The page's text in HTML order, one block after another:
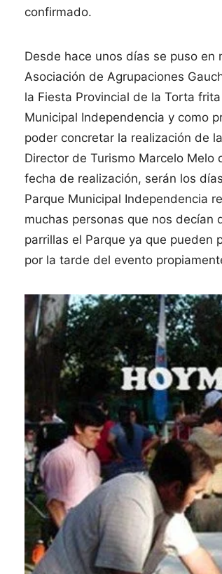
confirmado.
Desde hace unos días se puso
Asociación de Agrupaciones
la Fiesta Provincial de la Torta
Municipal Independencia y como
poder concretar la realización de
Director de Turismo Marcelo
fecha de realización, serán los
Parque Municipal Independencia
muchas personas que nos decían
parrillas el Parque ya que
por la tarde del evento